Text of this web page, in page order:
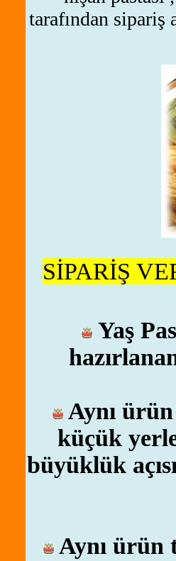
tarafından sipariş
SİPARİŞ
Yaş
Aynı ürün
küçük
büyüklük
Aynı ürün